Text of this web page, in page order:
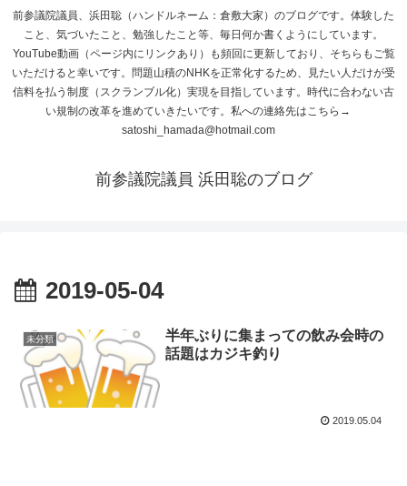
前参議院議員、浜田聡（ハンドルネーム：倉敷大家）のブログです。体験した
こと、気づいたこと、勉強したこと等、毎日何か書くようにしています。
YouTube動画（ページ内にリンクあり）も頻回に更新しており、そちらもご覧
いただけると幸いです。問題山積のNHKを正常化するため、見たい人だけが受
信料を払う制度（スクランブル化）実現を目指しています。時代に合わない古
い規制の改革を進めていきたいです。私への連絡先はこちら→
satoshi_hamada@hotmail.com
前参議院議員 浜田聡のブログ
2019-05-04
未分類
半年ぶりに集まっての飲み会時の
話題はカジキ釣り
2019.05.04